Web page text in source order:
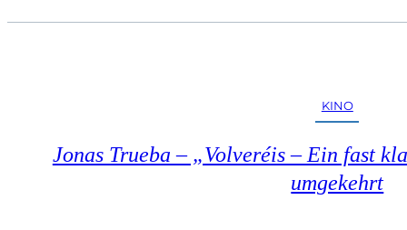
S
N
B
U
KINO
Jonas Trueba – „Volveréis – Ein fast
umgekehrt